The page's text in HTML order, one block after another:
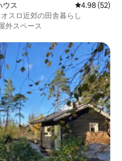
ウス レビュー52
4.98 (52)
スロ近郊の田舎暮らし
外スペース
。